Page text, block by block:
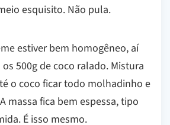
esquisito. Não pula.
estiver bem homogêneo, aí
500g de coco ralado. Mistura
o coco ficar todo molhadinho e
massa fica bem espessa, tipo
É isso mesmo.